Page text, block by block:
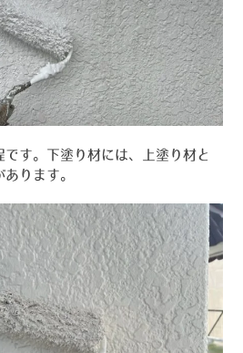
す。下塗り材には、上塗り材と
ります。